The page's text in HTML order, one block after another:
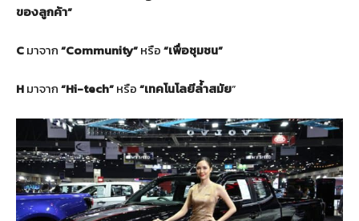
ของลูกค้า”
Cมาจาก“Community”หรือ“เพื่อชุมชน”
Hมาจาก“Hi-tech”หรือ“เทคโนโลยีล้ำสมัย”